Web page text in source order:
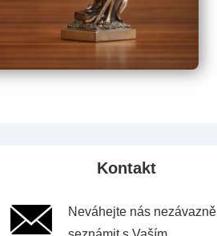
Kontakt
Neváhejte nás nezávazně